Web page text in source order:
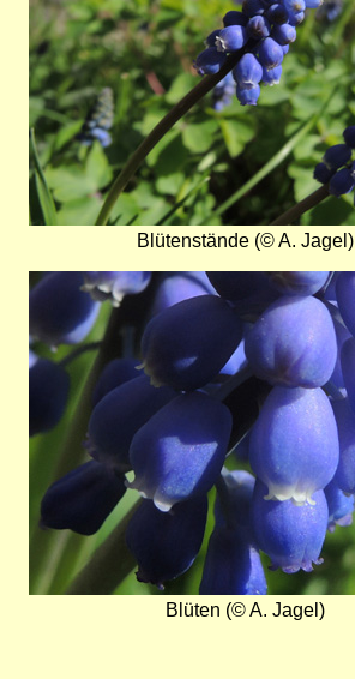
Blütenstände (© A. Jagel)
Bild
Blüten (© A. Jagel)